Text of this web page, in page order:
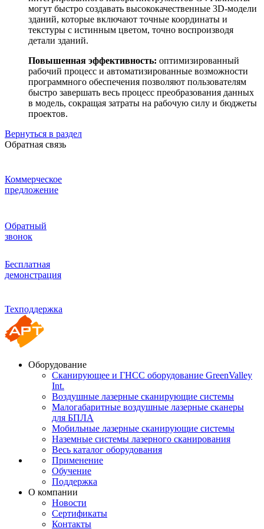
могут быстро создавать высококачественные 3D-модели
зданий, которые включают точные координаты и
текстуры с истинным цветом, точно воспроизводя
детали зданий.
Повышенная эффективность: оптимизированный
рабочий процесс и автоматизированные возможности
программного обеспечения позволяют пользователям
быстро завершать весь процесс преобразования данных
в модель, сокращая затраты на рабочую силу и бюджеты
проектов.
Вернуться в раздел
Обратная связь
Коммерческое
предложение
Обратный
звонок
Бесплатная
демонстрация
Техподдержка
Оборудование
Сканирующее и ГНСС оборудование GreenValley
Int.
Воздушные лазерные сканирующие системы
Малогабаритные воздушные лазерные сканеры
для БПЛА
Мобильные лазерные сканирующие системы
Наземные системы лазерного сканирования
Весь каталог оборудования
Применение
Обучение
Поддержка
О компании
Новости
Сертификаты
Контакты